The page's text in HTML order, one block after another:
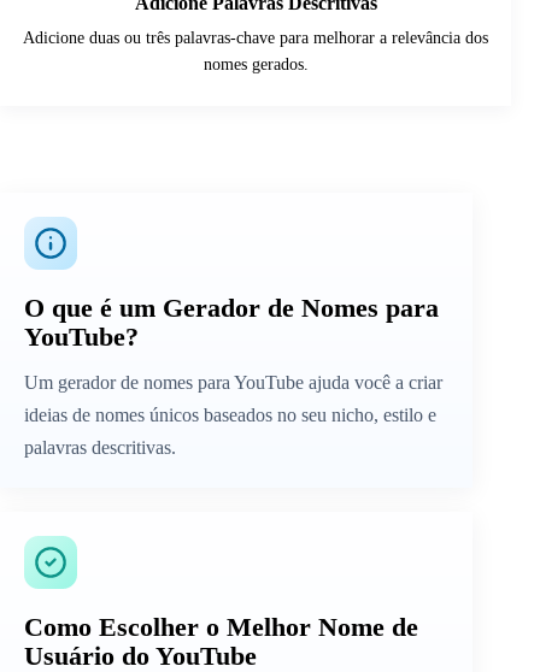
Adicione duas ou três palavras-chave para melhorar a relevância dos
nomes gerados.
O que é um Gerador de Nomes para
YouTube?
Um gerador de nomes para YouTube ajuda você a criar
ideias de nomes únicos baseados no seu nicho, estilo e
palavras descritivas.
Como Escolher o Melhor Nome de
Usuário do YouTube